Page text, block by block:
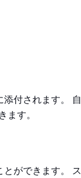
付されます。 自
ます。
ができます。 ス